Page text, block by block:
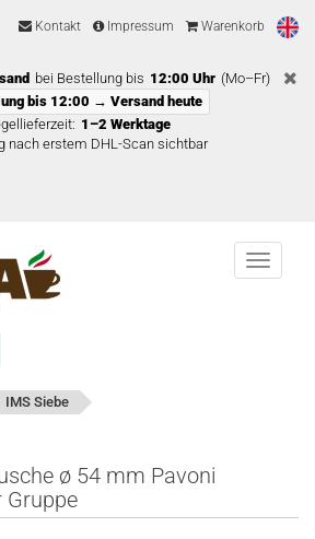
Kontakt Impressum Warenkorb
bei Bestellung bis 12:00 Uhr (Mo–Fr)
bis 12:00 → Versand heute
1–2 Werktage
nach erstem DHL-Scan sichtbar
Menu
IMS Siebe
ø 54 mm Pavoni
Gruppe